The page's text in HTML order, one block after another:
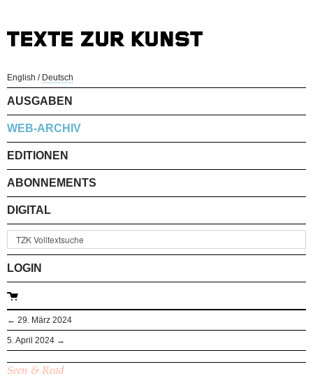
English / Deutsch
AUSGABEN
WEB-ARCHIV
EDITIONEN
ABONNEMENTS
DIGITAL
LOGIN
← 29. März 2024
5. April 2024 →
Seen & Read